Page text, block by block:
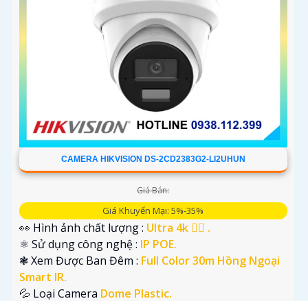
CAMERA HIKVISION DS-2CD2383G2-LI2UHUN
Giá Bán:
Giá Khuyến Mại: 5%-35%
👀 Hình ảnh chất lượng : Ultra 4k 👍🏾 .
⚛️ Sử dụng công nghệ : IP POE.
❃ Xem Được Ban Đêm : Full Color 30m Hồng Ngoại
Smart IR.
💦 Loại Camera Dome Plastic.